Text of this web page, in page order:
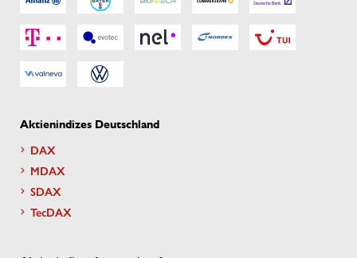
Aktienindizes Deutschland
DAX
MDAX
SDAX
TecDAX